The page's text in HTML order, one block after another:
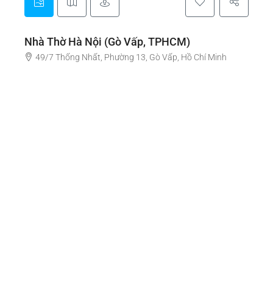
Nhà Thờ Hà Nội (Gò Vấp, TPHCM)
49/7 Thống Nhất, Phường 13, Gò Vấp, Hồ Chí Minh